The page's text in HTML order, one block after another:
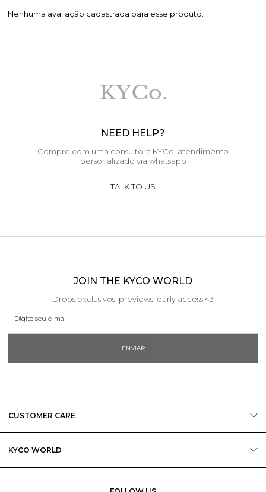
Nenhuma avaliação cadastrada para esse produto.
NEED HELP?
Compre com uma consultora KYCo. atendimento
personalizado via whatsapp
TALK TO US
JOIN THE KYCO WORLD
Drops exclusivos, previews, early access <3
ENVIAR
CUSTOMER CARE
KYCO WORLD